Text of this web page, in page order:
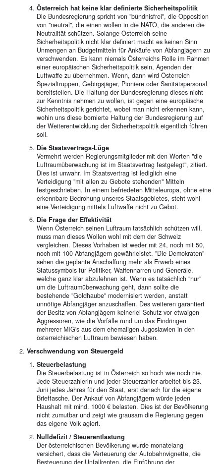
Österreich hat keine klar definierte Sicherheitspolitik
Die Bundesregierung spricht von "bündnisfrei", die Opposition
von "neutral", die einen wollen in die NATO, die anderen die
Neutralität schützen. Solange Österreich seine
Sicherheitspolitik nicht klar definiert macht es keinen Sinn
Unmengen an Budgetmitteln für Ankäufe von Abfangjägern zu
verschwenden. Es kann niemals Österreichs Rolle im Rahmen
einer europäischen Sicherheitspolitik sein, Agenden der
Luftwaffe zu übernehmen. Wenn, dann wird Österreich
Spezialtruppen, Gebirgsjäger, Pioniere oder Sanitätspersonal
bereitstellen. Die Haltung der Bundesregierung dieses nicht
zur Kenntnis nehmen zu wollen, ist gegen eine europäische
Sicherheitspolitik gerichtet, wobei man nicht erkennen kann,
wohin uns diese bornierte Haltung der Bundesregierung auf
der Weiterentwicklung der Sicherheitspolitik eigentlich führen
soll.
Die Staatsvertrags-Lüge
Vermehrt werden Regierungsmitglieder mit den Worten "die
Luftraumüberwachung ist im Staatsvertrag festgelegt", zitiert.
Dies ist unwahr. Im Staatsvertrag ist lediglich eine
Verteidigung "mit allen zu Gebote stehenden" Mitteln
festgeschrieben. In einem befriedeten Mitteleuropa, ohne eine
erkennbare Bedrohung unseres Staatsgebietes, steht wohl
eine Verteidigung mittels Luftwaffe nicht zu Gebot.
Die Frage der Effektivität
Wenn Österreich seinen Luftraum tatsächlich schützen will,
muss man dieses Wollen wohl mit dem der Schweiz
vergleichen. Dieses Vorhaben ist weder mit 24, noch mit 50,
noch mit 100 Abfangjägern gewährleistet. "Die Demokraten"
sehen die geplante Anschaffung mehr als Erwerb eines
Statussymbols für Politiker, Waffennarren und Generäle,
welche ganz klar abzulehnen ist. Wenn es tatsächlich "nur"
um die Luftraumüberwachung geht, dann sollte die
bestehende "Goldhaube" modernisiert werden, anstatt
unnötige Abfangjäger anzuschaffen. Des weiteren garantiert
der Besitz von Abfangjägern keinerlei Schutz vor etwaigen
Aggressoren, wie die Vorfälle rund um das Eindringen
mehrerer MIG's aus dem ehemaligen Jugoslawien in den
österreichischen Luftraum bewiesen haben.
Verschwendung von Steuergeld
Steuerbelastung
Die Steuerbelastung ist in Österreich so hoch wie noch nie.
Jede Steuerzahlerin und jeder Steuerzahler arbeitet bis 23.
Juni jedes Jahres für den Staat, erst danach für die eigene
Brieftasche. Der Ankauf von Abfangjägern würde jeden
Haushalt mit mind. 1000 € belasten. Dies ist der Bevölkerung
nicht zumutbar und zeigt wie grausam die Regierung gegen
das eigene Volk agiert.
Nulldefizit / Steuerentlastung
Der österreichischen Bevölkerung wurde monatelang
versichert, dass die Verteuerung der Autobahnvignette, die
Besteuerung der Unfallrenten, die Einführung der